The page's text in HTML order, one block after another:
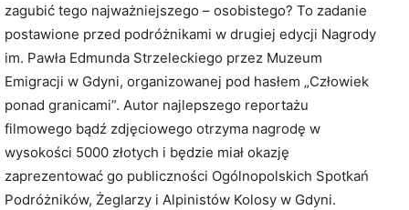
zagubić tego najważniejszego – osobistego? To zadanie
postawione przed podróżnikami w drugiej edycji Nagrody
im. Pawła Edmunda Strzeleckiego przez Muzeum
Emigracji w Gdyni, organizowanej pod hasłem „Człowiek
ponad granicami”. Autor najlepszego reportażu
filmowego bądź zdjęciowego otrzyma nagrodę w
wysokości 5000 złotych i będzie miał okazję
zaprezentować go publiczności Ogólnopolskich Spotkań
Podróżników, Żeglarzy i Alpinistów Kolosy w Gdyni.